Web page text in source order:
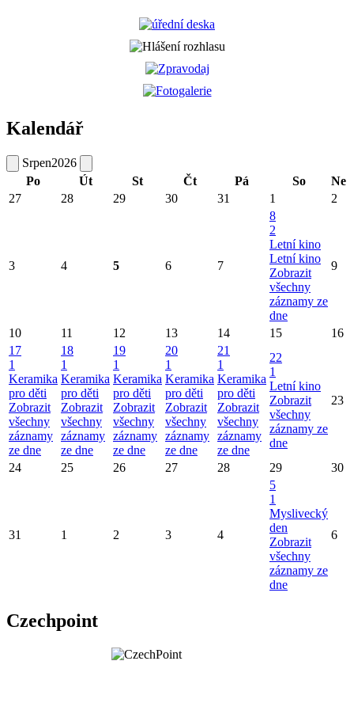
Kalendář
Srpen2026
Po
Út St Čt Pá So
Ne
27
28 29 30 31 1 2
3 4 5 6 7
8
2
Letní kino
Letní kino
Zobrazit
všechny
záznamy ze
dne
9
10 11 12 13 14 15
16
17
1
Keramika
pro děti
Zobrazit
všechny
záznamy
ze dne
18
1
Keramika
pro děti
Zobrazit
všechny
záznamy
ze dne
19
1
Keramika
pro děti
Zobrazit
všechny
záznamy
ze dne
20
1
Keramika
pro děti
Zobrazit
všechny
záznamy
ze dne
21
1
Keramika
pro děti
Zobrazit
všechny
záznamy
ze dne
22
1
Letní kino
Zobrazit
všechny
záznamy ze
dne
23
24 25 26 27 28 29 30
31 1 2 3 4
5
1
Myslivecký
den
Zobrazit
všechny
záznamy ze
dne
6
Czechpoint